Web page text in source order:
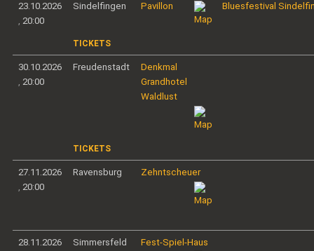
23.10.2026
, 20:00
Sindelfingen Pavillon Bluesfestival
TICKETS
30.10.2026
, 20:00
Freudenstadt
Denkmal
Grandhotel
Waldlust
TICKETS
27.11.2026
, 20:00
Ravensburg Zehntscheuer
28.11.2026
Simmersfeld Fest-Spiel-Haus